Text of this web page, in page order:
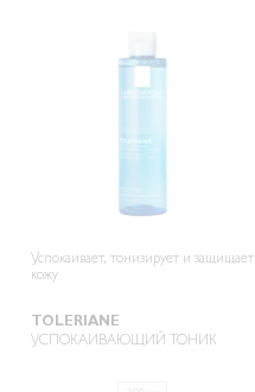
Успокаивает, тонизирует и защищает
кожу
TOLERIANE
УСПОКАИВАЮЩИЙ ТОНИК